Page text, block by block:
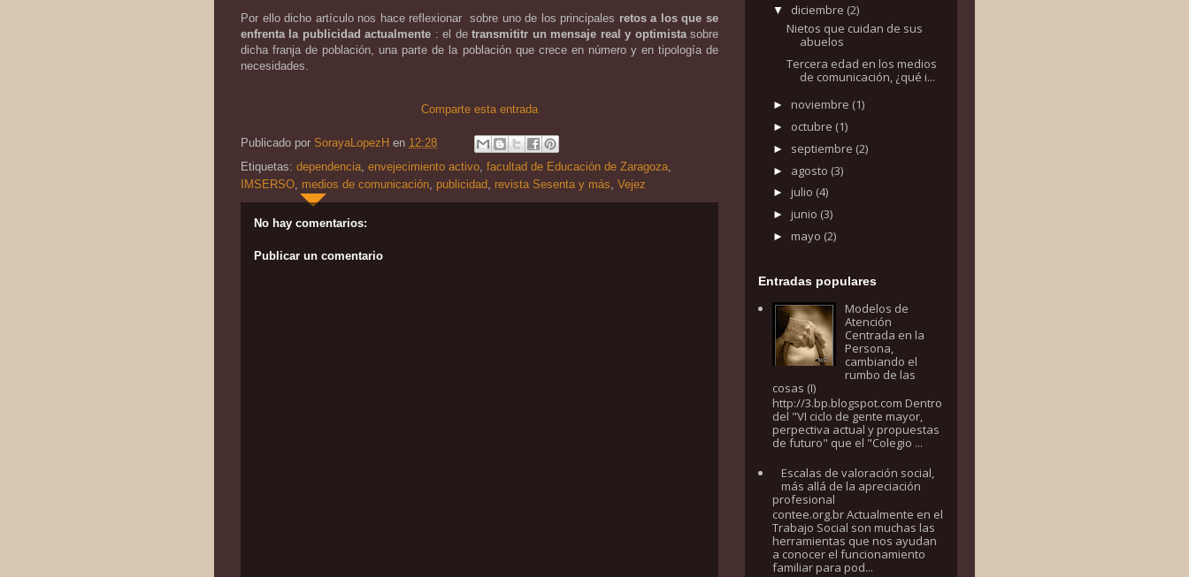
Por ello dicho artículo nos hace reflexionar sobre uno de los principales retos a los que se
enfrenta la publicidad actualmente : el detransmititr un mensaje real y optimistasobre
dicha franja de población, una parte de la población que crece en número y en tipología de
necesidades.
Comparte esta entrada
Publicado por SorayaLopezH en 12:28
Etiquetas: dependencia envejecimiento activo facultad de Educación de Zaragoza
IMSERSO medios de comunicación publicidad revista Sesenta y más Vejez
No hay comentarios:
Publicar un comentario
▼ diciembre (2)
Nietos que cuidan de sus
abuelos
Tercera edad en los medios
de comunicación, ¿qué i...
► noviembre (1)
► octubre (1)
► septiembre (2)
► agosto (3)
► julio (4)
► junio (3)
► mayo (2)
Entradas populares
Modelos de
Atención
Centrada en la
Persona,
cambiando el
rumbo de las
cosas (I)
http://3.bp.blogspot.com Dentro
del "VI ciclo de gente mayor,
perpectiva actual y propuestas
de futuro" que el "Colegio ...
Escalas de valoración social,
más allá de la apreciación
profesional
contee.org.br Actualmente en el
Trabajo Social son muchas las
herramientas que nos ayudan
a conocer el funcionamiento
familiar para pod...